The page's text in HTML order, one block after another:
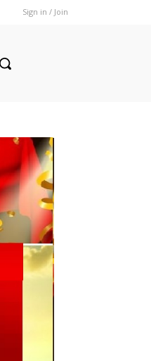
Sign in / Join